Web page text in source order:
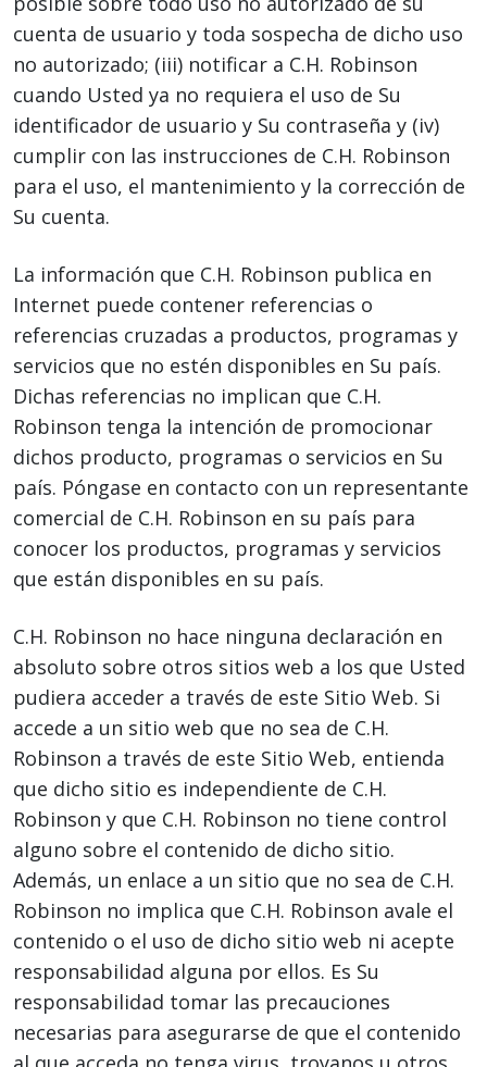
cuenta de usuario y toda sospecha de dicho uso
no autorizado; (iii) notificar a C.H. Robinson
cuando Usted ya no requiera el uso de Su
identificador de usuario y Su contraseña y (iv)
cumplir con las instrucciones de C.H. Robinson
para el uso, el mantenimiento y la corrección de
Su cuenta.
La información que C.H. Robinson publica en
Internet puede contener referencias o
referencias cruzadas a productos, programas y
servicios que no estén disponibles en Su país.
Dichas referencias no implican que C.H.
Robinson tenga la intención de promocionar
dichos producto, programas o servicios en Su
país. Póngase en contacto con un representante
comercial de C.H. Robinson en su país para
conocer los productos, programas y servicios
que están disponibles en su país.
C.H. Robinson no hace ninguna declaración en
absoluto sobre otros sitios web a los que Usted
pudiera acceder a través de este Sitio Web. Si
accede a un sitio web que no sea de C.H.
Robinson a través de este Sitio Web, entienda
que dicho sitio es independiente de C.H.
Robinson y que C.H. Robinson no tiene control
alguno sobre el contenido de dicho sitio.
Además, un enlace a un sitio que no sea de C.H.
Robinson no implica que C.H. Robinson avale el
contenido o el uso de dicho sitio web ni acepte
responsabilidad alguna por ellos. Es Su
responsabilidad tomar las precauciones
necesarias para asegurarse de que el contenido